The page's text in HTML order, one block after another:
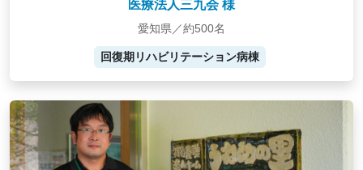
医療法人三九会 様
愛知県／約500名
回復期リハビリテーション病棟